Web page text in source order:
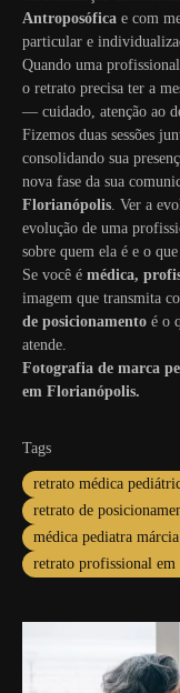
Antroposófica e com
particular e
Quando uma
o retrato precisa ter a
— cuidado, atenção ao
Fizemos duas sessões
consolidando sua
nova fase da sua
Florianópolis. Ver a
evolução de uma
sobre quem ela é e o
Se você é médica,
imagem que transmita
de posicionamento é o
atende.
Fotografia de marca
em Florianópolis.
Tags
retrato médica
retrato de
médica pediatra
retrato profissional